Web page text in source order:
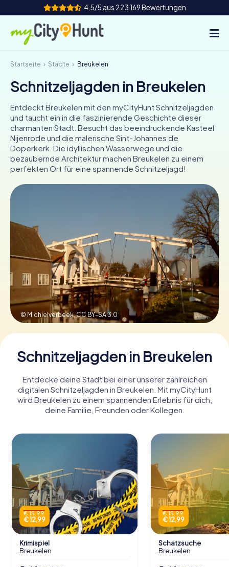
4,5/5 aus 223.169 Bewertungen
So funktioniert's
Städte
Touren
Teamevent
Tickets
INT AT CH
DE
IE
Tickets buchen
Gutscheine bestellen
Startseite Städte Breukelen
Schnitzeljagden in Breukelen
Entdeckt Breukelen mit den myCityHunt Schnitzeljagden
und taucht ein in die faszinierende Geschichte dieser
charmanten Stadt. Besucht das beeindruckende Kasteel
Nijenrode und die malerische Sint-Johannes de
Doperkerk. Die idyllischen Wasserwege und die
bezaubernde Architektur machen Breukelen zu einem
perfekten Ort für eine spannende Schnitzeljagd!
© Michielverbeek,CC BY-SA 3.0
Schnitzeljagden in Breukelen
Entdecke deine Stadt bei einer unserer zahlreichen
digitalen Schnitzeljagden in Breukelen. Mit myCityHunt
wird Breukelen zu einem spannenden Erlebnis für dich,
deine Familie, Freunden oder Kollegen.
€ 15,99
€ 12,99
Krimispiel
Breukelen
€ 15,99
€ 12,99
Schatzsuche
Breukelen